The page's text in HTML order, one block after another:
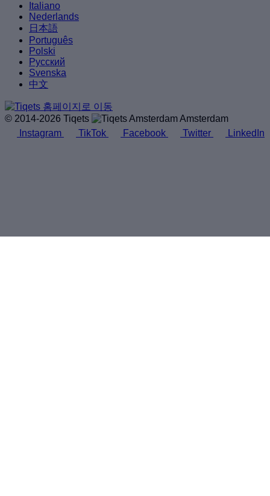
Italiano
Nederlands
日本語
Português
Polski
Русский
Svenska
中文
© 2014-2026 Tiqets
Amsterdam
Instagram
TikTok Facebook Twitter LinkedIn